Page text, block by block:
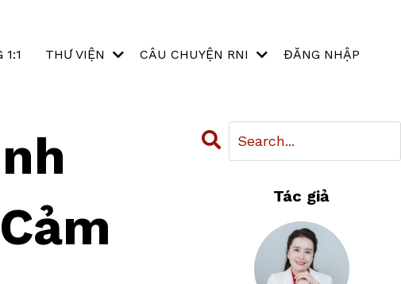
1:1 THƯ VIỆN CÂU CHUYỆN RNI ĐĂNG NHẬP
Tác giả